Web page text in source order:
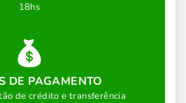
18hs
DE PAGAMENTO
de crédito e transferência